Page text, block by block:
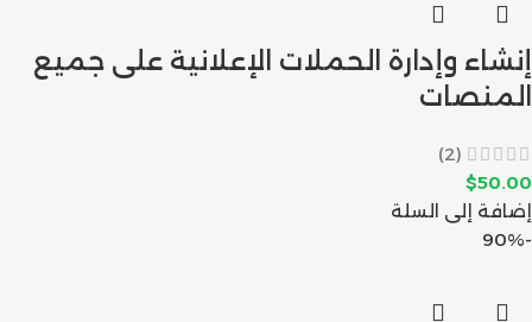
إنشاء وإدارة الحملات الإعلانية على جميع
المنصات
(2)
$50.00
إضافة إلى السلة
-90%